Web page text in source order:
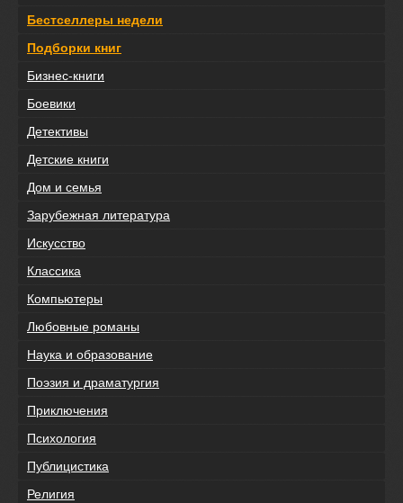
Бестселлеры недели
Подборки книг
Бизнес-книги
Боевики
Детективы
Детские книги
Дом и семья
Зарубежная литература
Искусство
Классика
Компьютеры
Любовные романы
Наука и образование
Поэзия и драматургия
Приключения
Психология
Публицистика
Религия